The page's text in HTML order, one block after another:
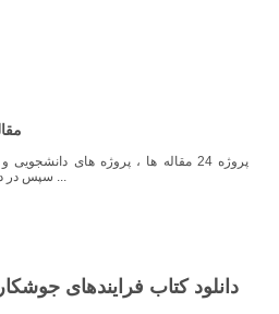
پروژه 24 مقاله ها ، پروژه های
سپس در دسترسی دانشجویان قرار میدهد ...
دانلود کتاب فرایندهای